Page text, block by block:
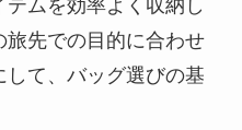
ムを効率よく収納し
先での目的に合わせ
て、バッグ選びの基